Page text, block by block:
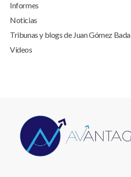
Informes
Noticias
Tribunas y blogs de Juan Gómez Bada
Vídeos